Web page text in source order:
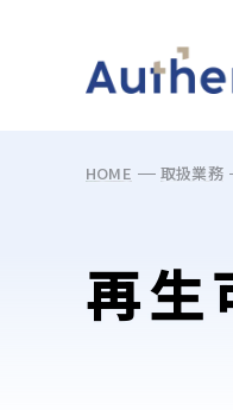
HOME 取扱業務
再
May we